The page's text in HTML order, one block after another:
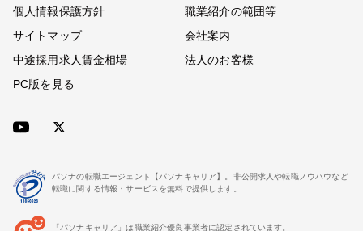
個人情報保護方針
職業紹介の範囲等
サイトマップ
会社案内
中途採用求人賃金相場
法人のお客様
PC版を見る
パソナの転職エージェント【パソナキャリア】。非公開求人や転職ノウハウなど
転職に関する情報・サービスを無料で提供します。
「パソナキャリア」は職業紹介優良事業者に認定されています。